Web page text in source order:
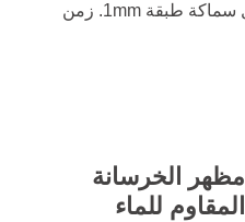
الاستهلاك: تقريباً 1kg/m² لكل سماكة طبقة 1mm. زمن
مظهر الخرسانة
المقاوم للماء